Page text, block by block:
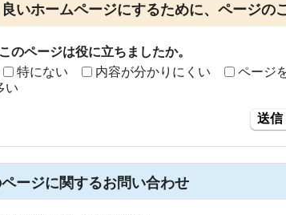
いホームページにするために、ページの
このページは役に立ちましたか。
特にない
内容が分かりにくい ページ
い
送信
ージに関するお問い合わせ